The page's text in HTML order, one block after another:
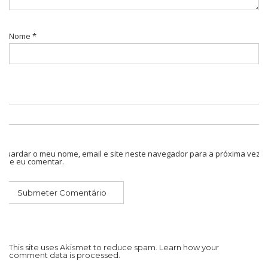
Nome *
Guardar o meu nome, email e site neste navegador para a próxima vez
que eu comentar.
This site uses Akismet to reduce spam. Learn how your
comment data is processed.